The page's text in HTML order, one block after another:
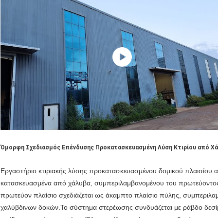
Όμορφη Σχεδιασμός Επένδυσης Προκατασκευασμένη Λύση Κτιρίου από
Εργαστήριο κτιριακής λύσης προκατασκευασμένου δομικού
κατασκευασμένα από χάλυβα, συμπεριλαμβανομένου του
πρωτεύον πλαίσιο σχεδιάζεται ως άκαμπτο πλαίσιο πύλης,
χαλύβδινων δοκών.Το σύστημα στερέωσης συνδυάζεται με ράβδο